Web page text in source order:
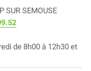
SUR SEMOUSE
de 8h00 à 12h30 et